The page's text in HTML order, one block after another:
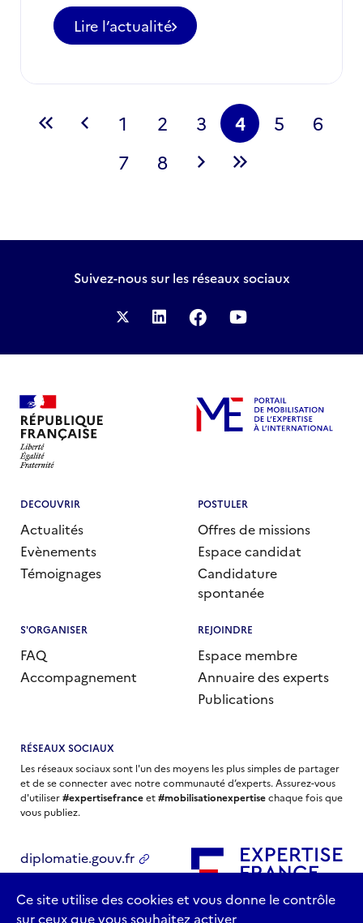
Lire l’actualité
-
Nouveaux
d'Experts
internationaux
:
3ᵉ
phase
2025
Pagination
Première
Page
précédente
Page
1 Page
2 Page
3
Page
courante
4 Page
5 Page
6
Page
7 Page
8
PageDernière
Suivez-noussur les réseaux sociaux
DECOUVRIR
Actualités
Evènements
Témoignages
POSTULER
Offres de missions
Espace candidat
Candidature
spontanée
S'ORGANISER
FAQ
Accompagnement
REJOINDRE
Espace membre
Annuaire des experts
Publications
RÉSEAUX SOCIAUX
Les réseaux sociaux sont l'un des moyens les plus simples de partager
et de se connecter avec notre communauté d’experts. Assurez-vous
d'utiliser#expertisefranceet#mobilisationexpertisechaque fois que
vous publiez.
diplomatie.gouv.fr
economie.gouv.fr
Ce site utilise des cookies et vous donne le contrôle
sur ceux que vous souhaitez activer